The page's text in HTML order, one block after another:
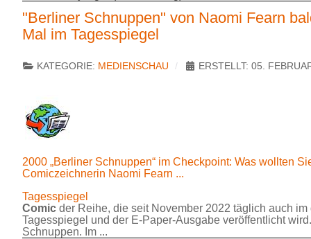
"Berliner Schnuppen" von Naomi Fearn
Mal im Tagesspiegel
KATEGORIE: MEDIENSCHAU ERSTELLT: 05.
2000 „Berliner Schnuppen“ im Checkpoint: Was wollten
Comiczeichnerin Naomi Fearn ...
Tagesspiegel
Comic der Reihe, die seit November 2022 täglich auch im
Tagesspiegel und der E-Paper-Ausgabe veröffentlicht
Schnuppen. Im ...